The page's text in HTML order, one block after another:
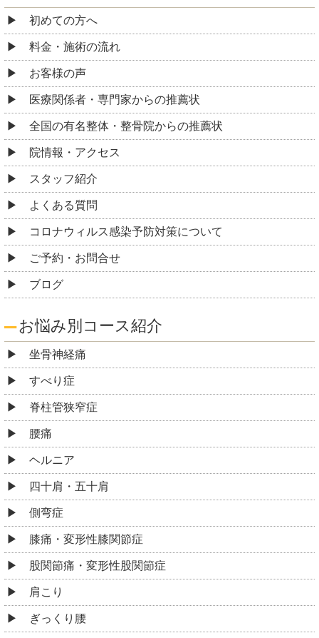
初めての方へ
料金・施術の流れ
お客様の声
医療関係者・専門家からの推薦状
全国の有名整体・整骨院からの推薦状
院情報・アクセス
スタッフ紹介
よくある質問
コロナウィルス感染予防対策について
ご予約・お問合せ
ブログ
お悩み別コース紹介
坐骨神経痛
すべり症
脊柱管狭窄症
腰痛
ヘルニア
四十肩・五十肩
側弯症
膝痛・変形性膝関節症
股関節痛・変形性股関節症
肩こり
ぎっくり腰